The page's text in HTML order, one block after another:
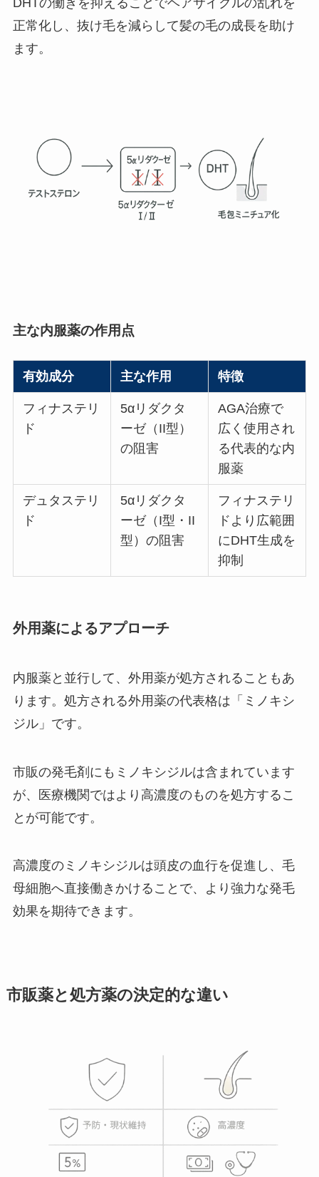
DHTの働きを抑えることでヘアサイクルの乱れを
正常化し、抜け毛を減らして髪の毛の成長を助け
ます。
主な内服薬の作用点
有効成分 主な作用 特徴
フィナステリ
ド
5αリダクタ
ーゼ（II型）
の阻害
AGA治療で
広く使用され
る代表的な内
服薬
デュタステリ
ド
5αリダクタ
ーゼ（I型・II
型）の阻害
フィナステリ
ドより広範囲
にDHT生成を
抑制
外用薬によるアプローチ
内服薬と並行して、外用薬が処方されることもあ
ります。処方される外用薬の代表格は「ミノキシ
ジル」です。
市販の発毛剤にもミノキシジルは含まれています
が、医療機関ではより高濃度のものを処方するこ
とが可能です。
高濃度のミノキシジルは頭皮の血行を促進し、毛
母細胞へ直接働きかけることで、より強力な発毛
効果を期待できます。
市販薬と処方薬の決定的な違い